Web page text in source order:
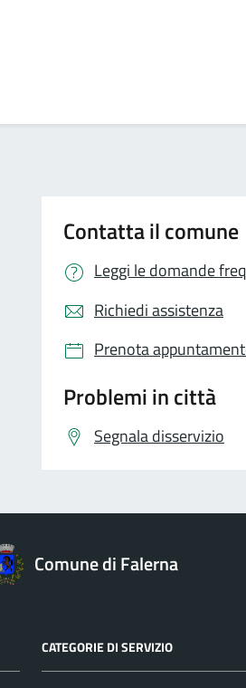
Contatta il comune
Leggi le domande
Richiedi assistenza
Prenota
Problemi in città
Segnala disservizio
Comune di Falerna
CATEGORIE DI SERVIZIO